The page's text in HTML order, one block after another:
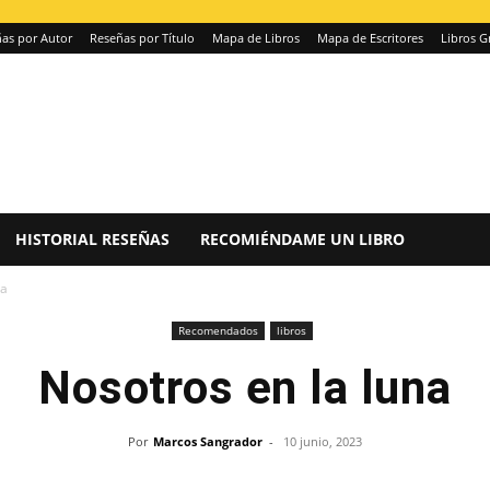
por Autor Reseñas por Título Mapa de Libros Mapa de Escritores Libros
HISTORIAL RESEÑAS RECOMIÉNDAME UN LIBRO
Recomendados libros
Nosotros en la luna
Por Marcos Sangrador - 10 junio, 2023